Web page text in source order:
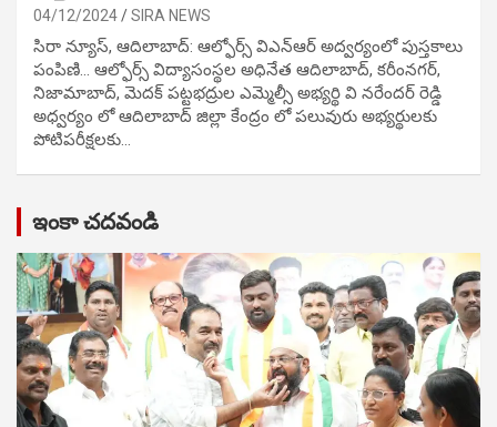
04/12/2024 SIRA NEWS
సిరా న్యూస్, ఆదిలాబాద్: ఆల్ఫోర్స్ విఎన్ఆర్ అద్వర్యంలో పుస్తకాలు
పంపిణి… ఆల్ఫోర్స్ విద్యాసంస్థల అధినేత ఆదిలాబాద్, కరీంనగర్,
నిజామాబాద్, మెదక్ పట్టభద్రుల ఎమ్మెల్సీ అభ్యర్థి వి నరేందర్ రెడ్డి
అధ్వర్యం లో ఆదిలాబాద్ జిల్లా కేంద్రం లో పలువురు అభ్యర్థులకు
పోటిప‌రీక్ష‌ల‌కు…
ఇంకా చదవండి